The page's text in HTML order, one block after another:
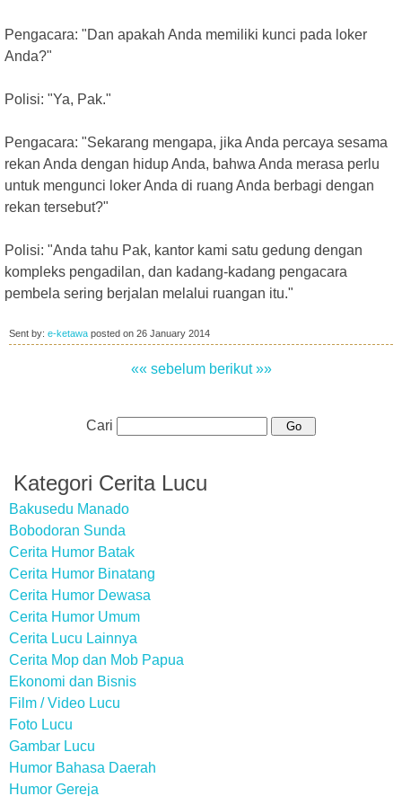
Pengacara: "Dan apakah Anda memiliki kunci pada loker
Anda?"
Polisi: "Ya, Pak."
Pengacara: "Sekarang mengapa, jika Anda percaya sesama
rekan Anda dengan hidup Anda, bahwa Anda merasa perlu
untuk mengunci loker Anda di ruang Anda berbagi dengan
rekan tersebut?"
Polisi: "Anda tahu Pak, kantor kami satu gedung dengan
kompleks pengadilan, dan kadang-kadang pengacara
pembela sering berjalan melalui ruangan itu."
Sent by: e-ketawa posted on 26 January 2014
«« sebelum berikut »»
Cari
Kategori Cerita Lucu
Bakusedu Manado
Bobodoran Sunda
Cerita Humor Batak
Cerita Humor Binatang
Cerita Humor Dewasa
Cerita Humor Umum
Cerita Lucu Lainnya
Cerita Mop dan Mob Papua
Ekonomi dan Bisnis
Film / Video Lucu
Foto Lucu
Gambar Lucu
Humor Bahasa Daerah
Humor Gereja